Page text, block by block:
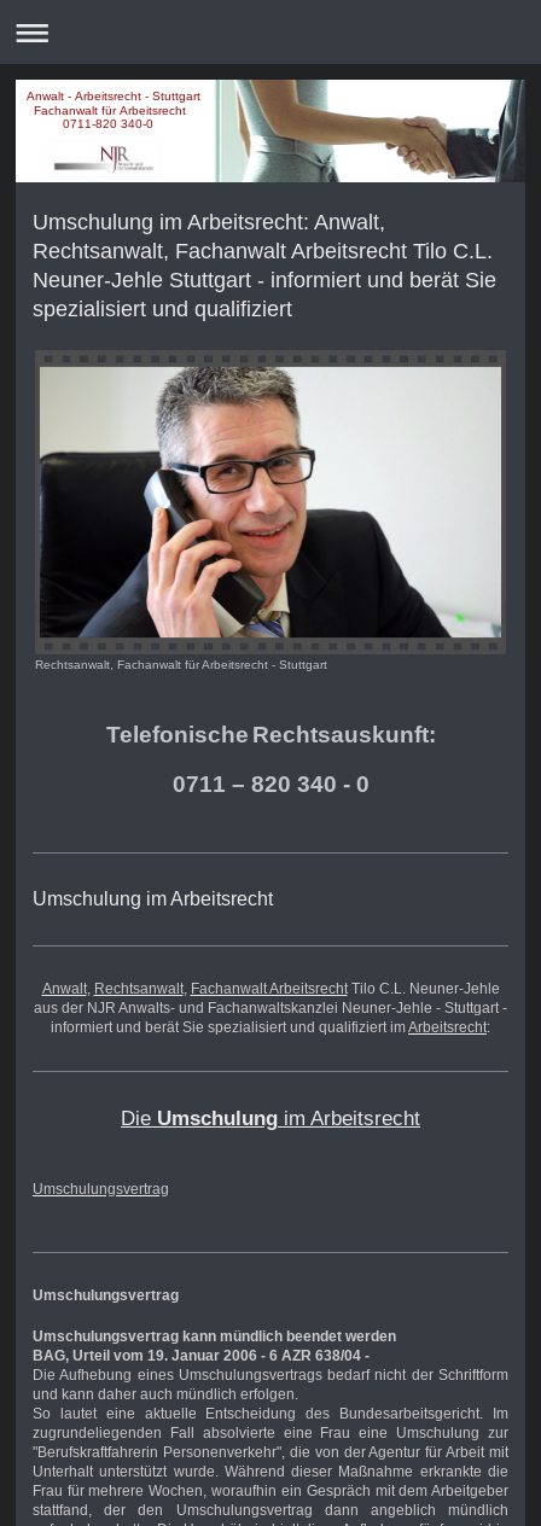
Anwalt - Arbeitsrecht - Stuttgart
Fachanwalt für Arbeitsrecht
0711-820 340-0
Umschulung im Arbeitsrecht: Anwalt,
Rechtsanwalt, Fachanwalt Arbeitsrecht Tilo C.L.
Neuner-Jehle Stuttgart - informiert und berät Sie
spezialisiert und qualifiziert
Rechtsanwalt, Fachanwalt für Arbeitsrecht - Stuttgart
Telefonische Rechtsauskunft:
0711 – 820 340 - 0
Umschulung im Arbeitsrecht
Anwalt, Rechtsanwalt, Fachanwalt ArbeitsrechtTilo C.L. Neuner-Jehle
aus der NJR Anwalts- und Fachanwaltskanzlei Neuner-Jehle - Stuttgart -
informiert und berät Sie spezialisiert und qualifiziert imArbeitsrecht:
Die Umschulung im Arbeitsrecht
Umschulungsvertrag
Umschulungsvertrag
Umschulungsvertrag kann mündlich beendet werden
BAG, Urteil vom 19. Januar 2006 - 6 AZR 638/04 -
Die Aufhebung eines Umschulungsvertrags bedarf nicht der Schriftform
und kann daher auch mündlich erfolgen.
So lautet eine aktuelle Entscheidung des Bundesarbeitsgericht. Im
zugrundeliegenden Fall absolvierte eine Frau eine Umschulung zur
"Berufskraftfahrerin Personenverkehr", die von der Agentur für Arbeit mit
Unterhalt unterstützt wurde. Während dieser Maßnahme erkrankte die
Frau für mehrere Wochen, woraufhin ein Gespräch mit dem Arbeitgeber
stattfand, der den Umschulungsvertrag dann angeblich mündlich